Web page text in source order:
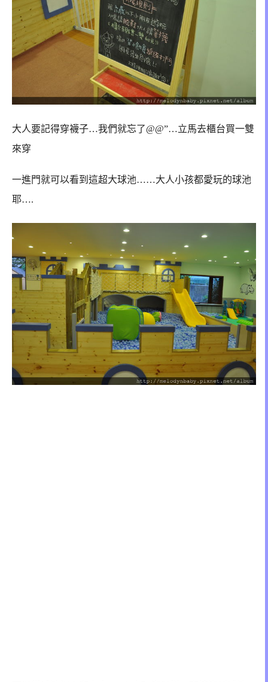
大人要記得穿襪子…我們就忘了@@”…立馬去櫃台買一雙
來穿
一進門就可以看到這超大球池……大人小孩都愛玩的球池
耶….